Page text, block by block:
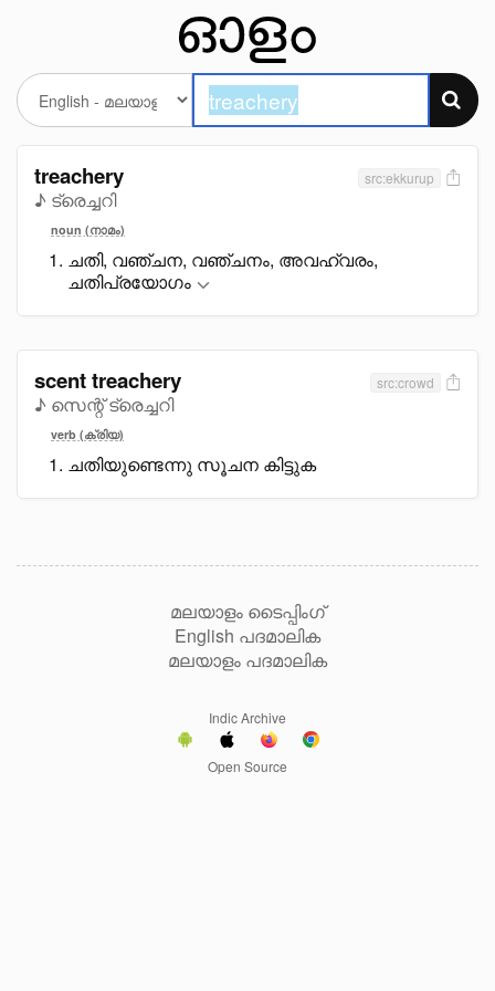
treachery
♪ ട്രെച്ചറി
src:ekkurup
noun (നാമം)
ചതി, വഞ്ചന, വഞ്ചനം, അവഹ്വരം,
ചതിപ്രയോഗം
scent treachery
♪ സെന്റ് ട്രെച്ചറി
src:crowd
verb (ക്രിയ)
ചതിയുണ്ടെന്നു സൂചന കിട്ടുക
മലയാളം ടൈപ്പിംഗ്
English പദമാലിക
മലയാളം പദമാലിക
Indic Archive
Open Source